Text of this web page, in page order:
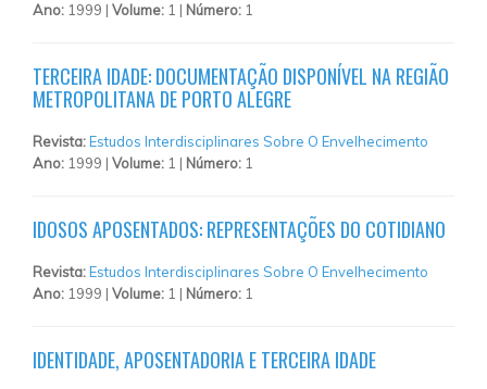
Ano: 1999 | Volume: 1 | Número: 1
TERCEIRA IDADE: DOCUMENTAÇÃO DISPONÍVEL NA REGIÃO
METROPOLITANA DE PORTO ALEGRE
Revista:Estudos Interdisciplinares Sobre O Envelhecimento
Ano: 1999 | Volume: 1 | Número: 1
IDOSOS APOSENTADOS: REPRESENTAÇÕES DO COTIDIANO
Revista:Estudos Interdisciplinares Sobre O Envelhecimento
Ano: 1999 | Volume: 1 | Número: 1
IDENTIDADE, APOSENTADORIA E TERCEIRA IDADE